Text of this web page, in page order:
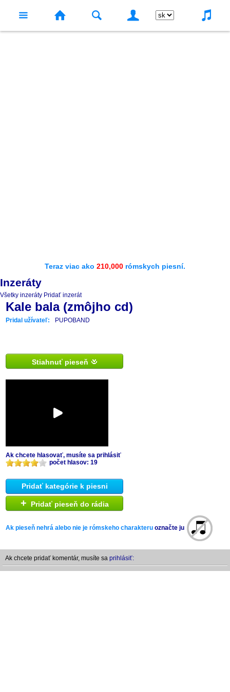
Teraz viac ako 210,000 rómskych piesní.
Inzeráty
Všetky inzeráty Pridať inzerát
Kale bala (zmôjho cd)
Pridal užívateľ: PUPOBAND
Stiahnuť pieseň
Ak chcete hlasovať, musíte sa prihlásiť
počet hlasov: 19
Pridať kategórie k piesni
+ Pridať pieseň do rádia
Ak pieseň nehrá alebo nie je rómskeho charakteru označte ju
Ak chcete pridať komentár, musíte sa prihlásiť: